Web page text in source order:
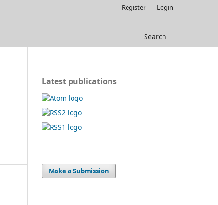
Search
Register Login
Latest publications
Make a Submission